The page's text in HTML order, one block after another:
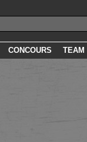
CONCOURS TEAM